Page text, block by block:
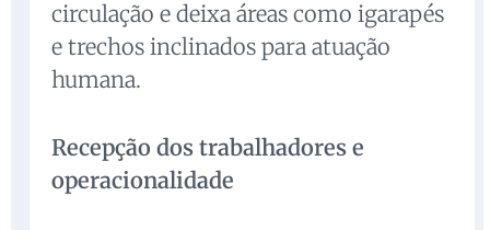
circulação e deixa áreas como igarapés
e trechos inclinados para atuação
humana.
Recepção dos trabalhadores e
operacionalidade